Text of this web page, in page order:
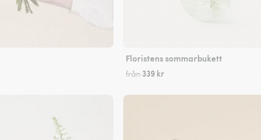
Floristens sommarbukett
från 339 kr